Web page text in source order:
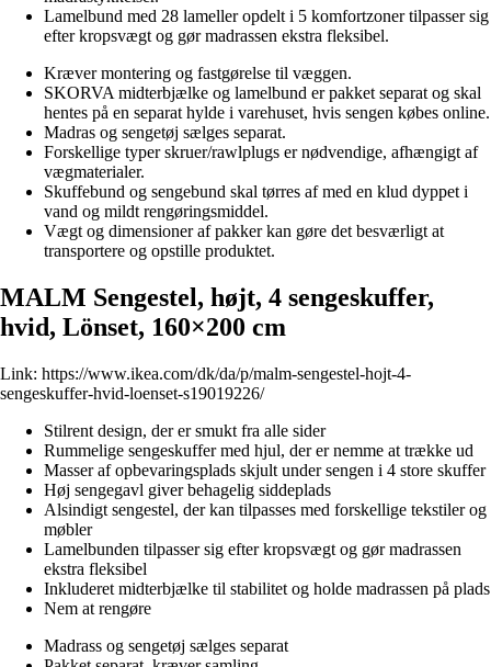
Lamelbund med 28 lameller opdelt i 5 komfortzoner tilpasser sig
efter kropsvægt og gør madrassen ekstra fleksibel.
Kræver montering og fastgørelse til væggen.
SKORVA midterbjælke og lamelbund er pakket separat og skal
hentes på en separat hylde i varehuset, hvis sengen købes online.
Madras og sengetøj sælges separat.
Forskellige typer skruer/rawlplugs er nødvendige, afhængigt af
vægmaterialer.
Skuffebund og sengebund skal tørres af med en klud dyppet i
vand og mildt rengøringsmiddel.
Vægt og dimensioner af pakker kan gøre det besværligt at
transportere og opstille produktet.
MALM Sengestel, højt, 4 sengeskuffer,
hvid, Lönset, 160×200 cm
Link: https://www.ikea.com/dk/da/p/malm-sengestel-hojt-4-
sengeskuffer-hvid-loenset-s19019226/
Stilrent design, der er smukt fra alle sider
Rummelige sengeskuffer med hjul, der er nemme at trække ud
Masser af opbevaringsplads skjult under sengen i 4 store skuffer
Høj sengegavl giver behagelig siddeplads
Alsindigt sengestel, der kan tilpasses med forskellige tekstiler og
møbler
Lamelbunden tilpasser sig efter kropsvægt og gør madrassen
ekstra fleksibel
Inkluderet midterbjælke til stabilitet og holde madrassen på plads
Nem at rengøre
Madrass og sengetøj sælges separat